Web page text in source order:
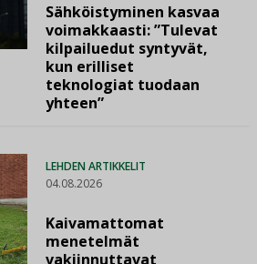
Sähköistyminen kasvaa
voimakkaasti: ”Tulevat
kilpailuedut syntyvät,
kun erilliset
teknologiat tuodaan
yhteen”
LEHDEN ARTIKKELIT
04.08.2026
Kaivamattomat
menetelmät
vakiinnuttavat